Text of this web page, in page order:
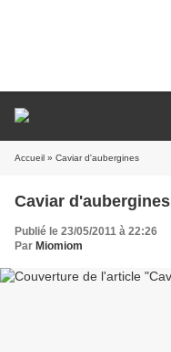
Accueil » Caviar d'aubergines
Caviar d'aubergines
Publié le 23/05/2011 à 22:26
Par Miomiom